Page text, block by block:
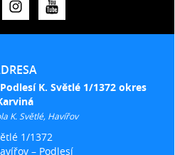
K. Světlé 1/1372 okres
K. Světlé, Havířov
1/1372
– Podlesí